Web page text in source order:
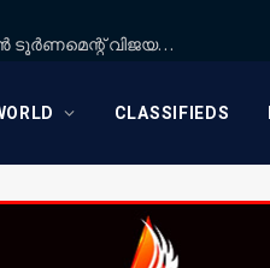
ഇന്ത്യൻ ക്ലബ് പ്രതിമാസ അംഗ ബാഡ്മിന്റൺ ടൂർണമെന്റ് വിജയകരമായി സമാപിച്ചു
CLASSIFIEDS